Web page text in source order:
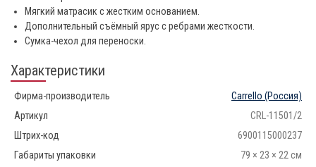
Мягкий матрасик с жестким основанием.
Дополнительный съёмный ярус с ребрами жесткости.
Сумка-чехол для переноски.
Характеристики
Фирма-производитель Carrello (Россия)
Артикул
CRL-11501/2
Штрих-код
6900115000237
Габариты упаковки
79 × 23 × 22 см